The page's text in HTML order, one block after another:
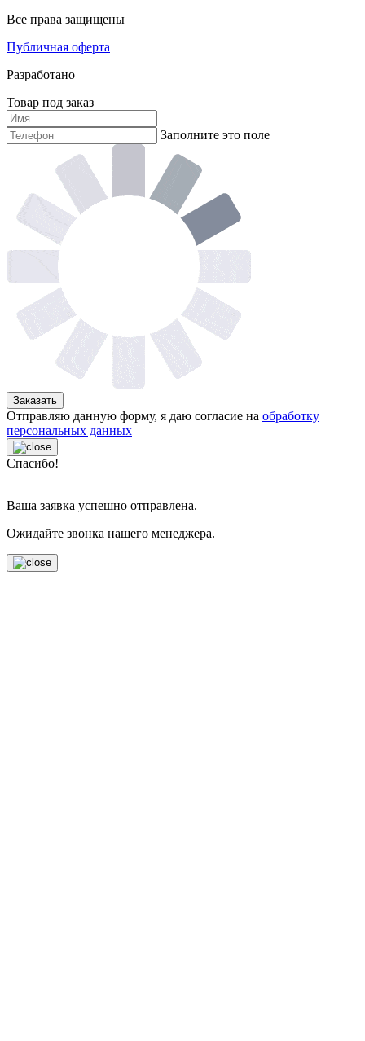
Все права защищены
Публичная оферта
Разработано
Товар под заказ
Заполните это поле
Заказать
Отправляю данную форму, я даю согласие на обработку
персональных данных
Спасибо!
Ваша заявка успешно отправлена.
Ожидайте звонка нашего менеджера.